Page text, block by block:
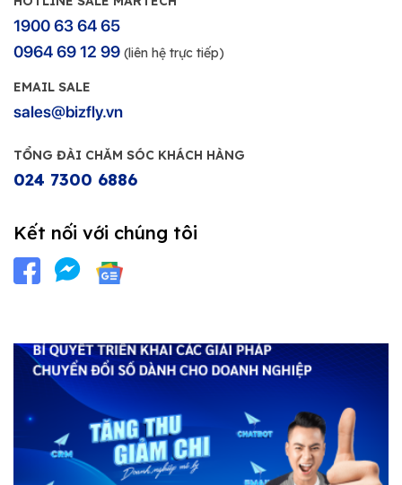
1900 63 64 65
0964 69 12 99 (liên hệ trực tiếp)
EMAIL SALE
sales@bizfly.vn
TỔNG ĐÀI CHĂM SÓC KHÁCH HÀNG
024 7300 6886
Kết nối với chúng tôi